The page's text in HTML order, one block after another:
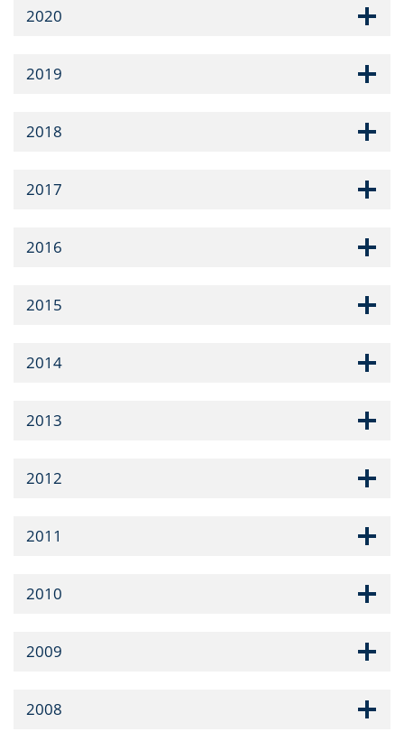
2020
2019
2018
2017
2016
2015
2014
2013
2012
2011
2010
2009
2008